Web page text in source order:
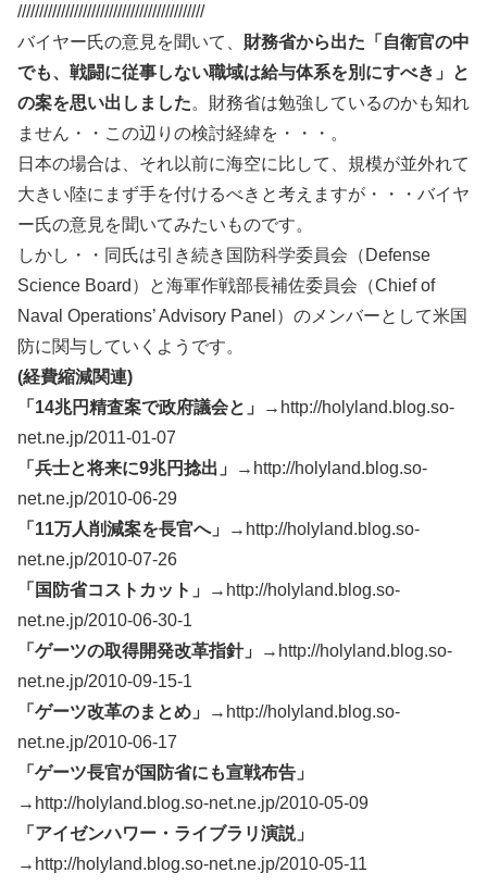
///////////////////////////////////////////
バイヤー氏の意見を聞いて、 財務省から出た「自衛官の中
でも、戦闘に従事しない職域は給与体系を別にすべき」と
の案を思い出しました。財務省は勉強しているのかも知れ
ません・・この辺りの検討経緯を・・・。
日本の場合は、それ以前に海空に比して、規模が並外れて
大きい陸にまず手を付けるべきと考えますが・・・バイヤ
ー氏の意見を聞いてみたいものです。
しかし・・同氏は引き続き国防科学委員会（Defense
Science Board）と海軍作戦部長補佐委員会（Chief of
Naval Operations’ Advisory Panel）のメンバーとして米国
防に関与していくようです。
(経費縮減関連)
「14兆円精査案で政府議会と」
→http://holyland.blog.so-
net.ne.jp/2011-01-07
「兵士と将来に9兆円捻出」
→http://holyland.blog.so-
net.ne.jp/2010-06-29
「11万人削減案を長官へ」
→http://holyland.blog.so-
net.ne.jp/2010-07-26
「国防省コストカット」
→http://holyland.blog.so-
net.ne.jp/2010-06-30-1
「ゲーツの取得開発改革指針」
→http://holyland.blog.so-
net.ne.jp/2010-09-15-1
「ゲーツ改革のまとめ」
→http://holyland.blog.so-
net.ne.jp/2010-06-17
「ゲーツ長官が国防省にも宣戦布告」
→http://holyland.blog.so-net.ne.jp/2010-05-09
「アイゼンハワー・ライブラリ演説」
→http://holyland.blog.so-net.ne.jp/2010-05-11